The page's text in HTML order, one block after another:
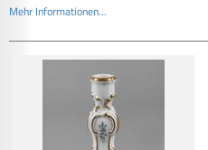
Mehr Informationen...